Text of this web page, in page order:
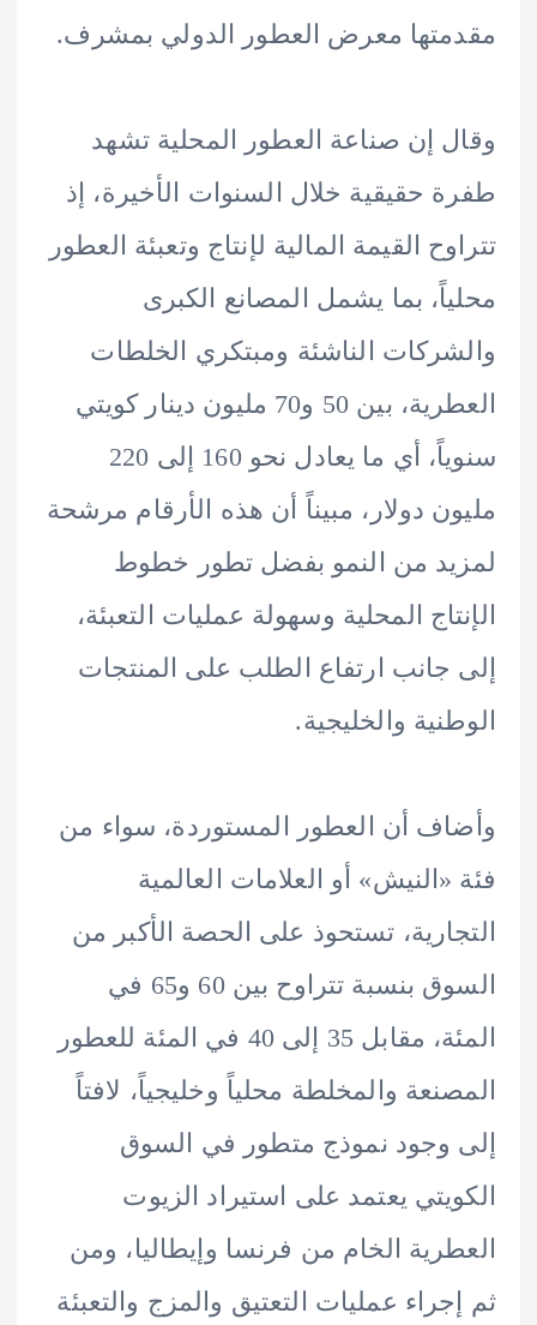
معرض العطور الدولي بمشرف.
إن صناعة العطور المحلية تشهد
حقيقية خلال السنوات الأخيرة، إذ
القيمة المالية لإنتاج وتعبئة العطور
بما يشمل المصانع الكبرى
الناشئة ومبتكري الخلطات
العطرية، بين 50 و70 مليون دينار كويتي
سنوياً، أي ما يعادل نحو 160 إلى 220
دولار، مبيناً أن هذه الأرقام مرشحة
من النمو بفضل تطور خطوط
المحلية وسهولة عمليات التعبئة،
ارتفاع الطلب على المنتجات
والخليجية.
أن العطور المستوردة، سواء من
أو العلامات العالمية
تستحوذ على الحصة الأكبر من
السوق بنسبة تتراوح بين 60 و65 في
المئة، مقابل 35 إلى 40 في المئة للعطور
والمخلطة محلياً وخليجياً، لافتاً
وجود نموذج متطور في السوق
يعتمد على استيراد الزيوت
الخام من فرنسا وإيطاليا، ومن
عمليات التعتيق والمزج والتعبئة